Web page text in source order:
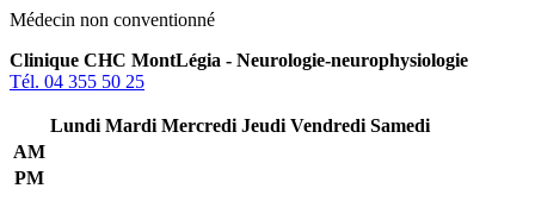
Médecin non conventionné
Clinique CHC MontLégia - Neurologie-neurophysiologie
Tél. 04 355 50 25
Lundi Mardi Mercredi Jeudi Vendredi Samedi
AM
PM